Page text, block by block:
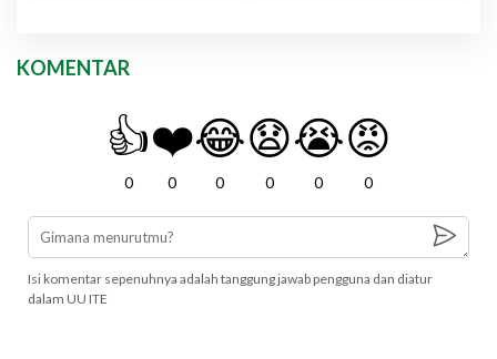
KOMENTAR
👍
0
❤️
0
😂
0
😧
0
😭
0
😡
0
Isi komentar sepenuhnya adalah tanggung jawab pengguna dan diatur
dalam UU ITE